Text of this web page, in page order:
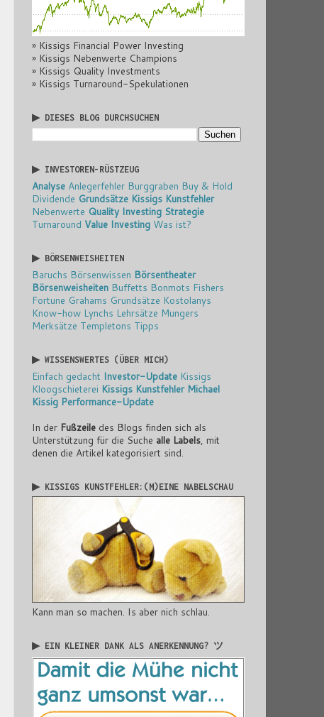
» Kissigs Financial Power Investing
» Kissigs Nebenwerte Champions
» Kissigs Quality Investments
» Kissigs Turnaround-Spekulationen
▶ DIESES BLOG DURCHSUCHEN
▶ INVESTOREN-RÜSTZEUG
Analyse Anlegerfehler Burggraben Buy & Hold
Dividende Grundsätze Kissigs Kunstfehler
Nebenwerte Quality Investing Strategie
Turnaround Value Investing Was ist?
▶ BÖRSENWEISHEITEN
Baruchs Börsenwissen Börsentheater
Börsenweisheiten Buffetts Bonmots Fishers
Fortune Grahams Grundsätze Kostolanys
Know-how Lynchs Lehrsätze Mungers
Merksätze Templetons Tipps
▶ WISSENSWERTES (ÜBER MICH)
Einfach gedacht Investor-Update Kissigs
Kloogschieterei Kissigs Kunstfehler Michael
Kissig Performance-Update
In der Fußzeile des Blogs finden sich als
Unterstützung für die Suche alle Labels , mit
denen die Artikel kategorisiert sind.
▶ KISSIGS KUNSTFEHLER:(M)EINE NABELSCHAU
Kann man so machen. Is aber nich schlau.
▶ EIN KLEINER DANK ALS ANERKENNUNG? ツ